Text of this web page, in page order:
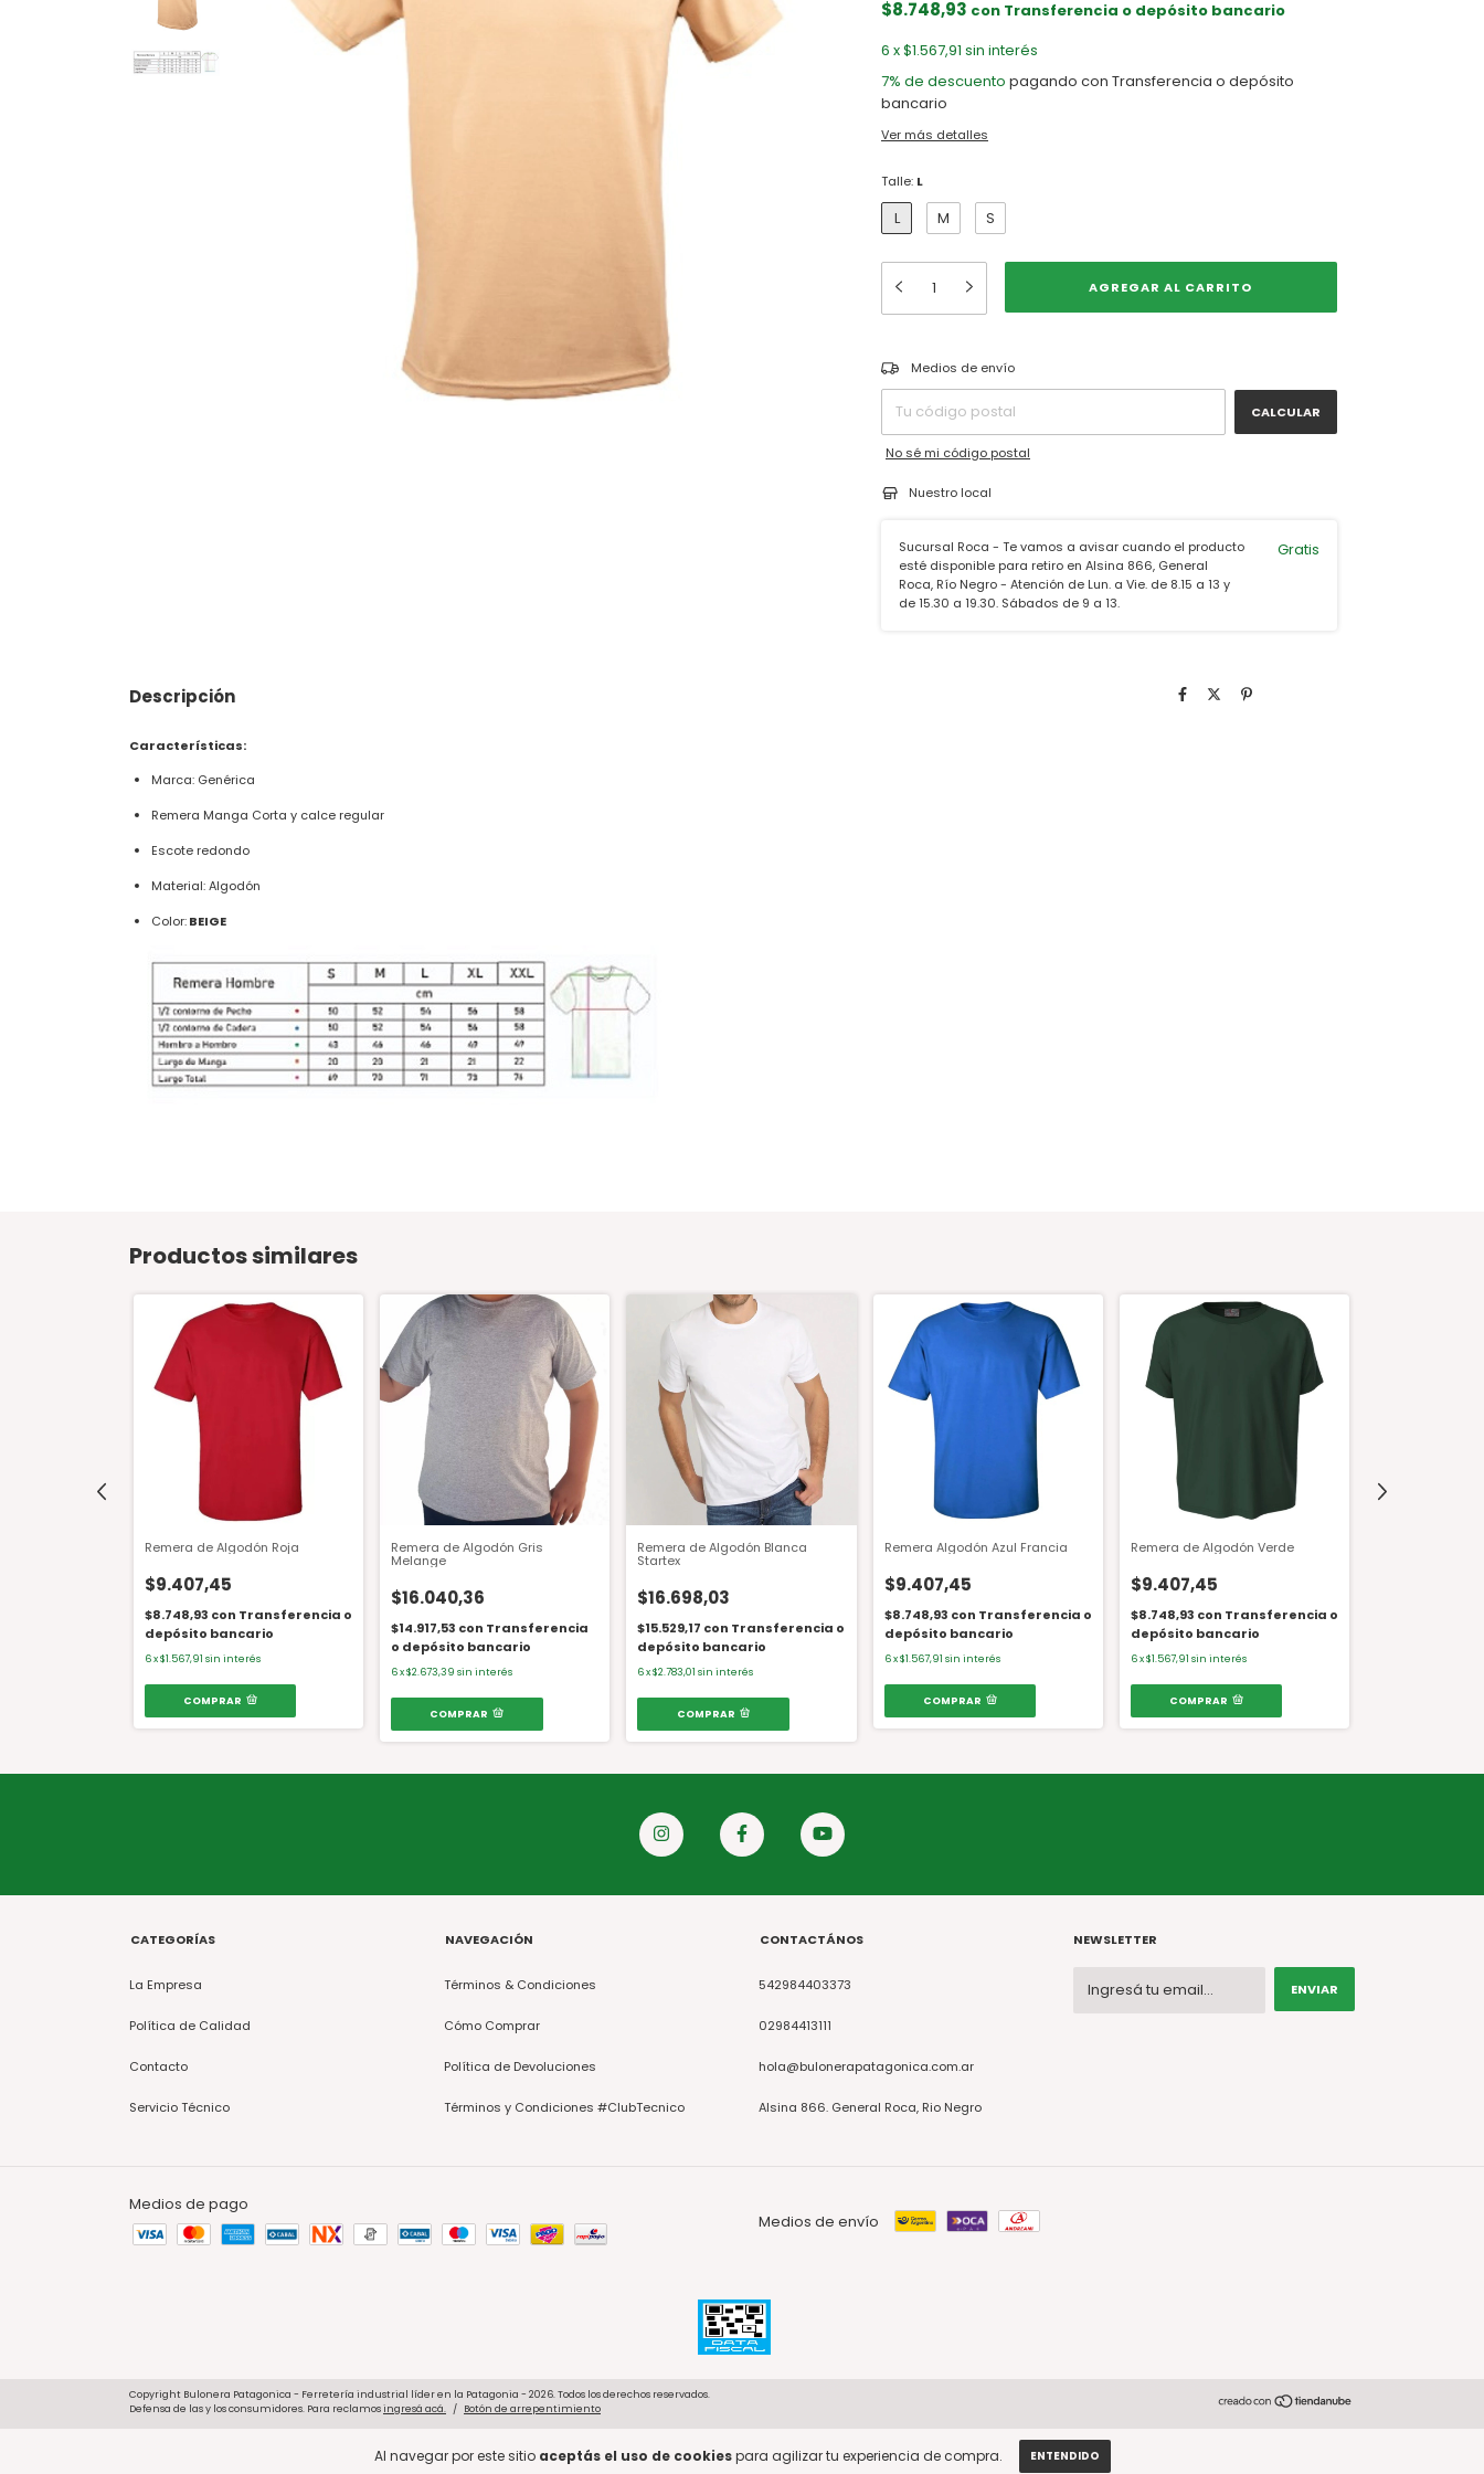
Al navegar por este sitio aceptás el uso de cookiespara agilizar tu experiencia de compra. ENTENDIDO
$8.748,93 con Transferencia o depósito bancario
6 x$1.567,91 sin interés
7% de descuento pagando con Transferencia o depósito
bancario
Ver más detalles
Talle: L
L M S
Entregas para el CP:
Medios de envío
CALCULAR
No sé mi código postal
Nuestro local
Sucursal Roca - Te vamos a avisar cuando el producto
esté disponible para retiro en Alsina 866, General
Roca, Río Negro - Atención de Lun. a Vie. de 8.15 a 13 y
de 15.30 a 19.30. Sábados de 9 a 13.
Gratis
Descripción
Características:
Marca: Genérica
Remera Manga Corta y calce regular
Escote redondo
Material: Algodón
Color:BEIGE
Productos similares
Remera de Algodón Roja
$9.407,45
$8.748,93 con Transferencia o
depósito bancario
6x$1.567,91 sin interés
COMPRAR
Remera de Algodón Gris
Melange
$16.040,36
$14.917,53 con Transferencia
o depósito bancario
6x$2.673,39 sin interés
COMPRAR
Remera de Algodón Blanca
Startex
$16.698,03
$15.529,17 con Transferencia o
depósito bancario
6x$2.783,01 sin interés
COMPRAR
Remera Algodón Azul Francia
$9.407,45
$8.748,93 con Transferencia o
depósito bancario
6 x$1.567,91 sin interés
COMPRAR
Remera de Algodón Verde
$9.407,45
$8.748,93 con Transferencia o
depósito bancario
6x$1.567,91 sin interés
COMPRAR
CATEGORÍAS
La Empresa
Política de Calidad
Contacto
Servicio Técnico
NAVEGACIÓN
Términos & Condiciones
Cómo Comprar
Política de Devoluciones
Términos y Condiciones #ClubTecnico
CONTACTÁNOS
542984403373
02984413111
hola@bulonerapatagonica.com.ar
Alsina 866. General Roca, Rio Negro
NEWSLETTER
Medios de pago
Medios de envío
Copyright Bulonera Patagonica - Ferretería industrial líder en la Patagonia - 2026. Todos los derechos reservados.
Defensa de las y los consumidores. Para reclamosingresá acá. / Botón de arrepentimiento